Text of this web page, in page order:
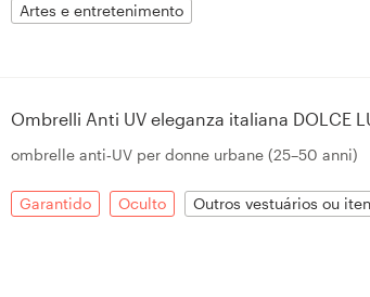
Artes e entretenimento
Ombrelli Anti UV eleganza italiana DOLCE
ombrelle anti‑UV per donne urbane (25–50 anni)
Garantido Oculto Outros vestuários ou